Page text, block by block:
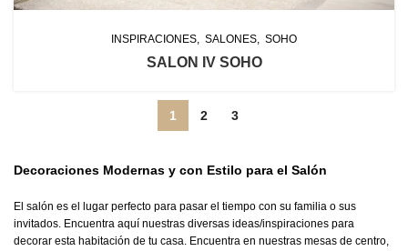
INSPIRACIONES SALONES SOHO
SALON IV SOHO
1 2 3
Decoraciones Modernas y con Estilo para el Salón
El salón es el lugar perfecto para pasar el tiempo con su familia o sus
invitados. Encuentra aquí nuestras diversas ideas/inspiraciones para
decorar esta habitación de tu casa. Encuentra en nuestras mesas de centro,